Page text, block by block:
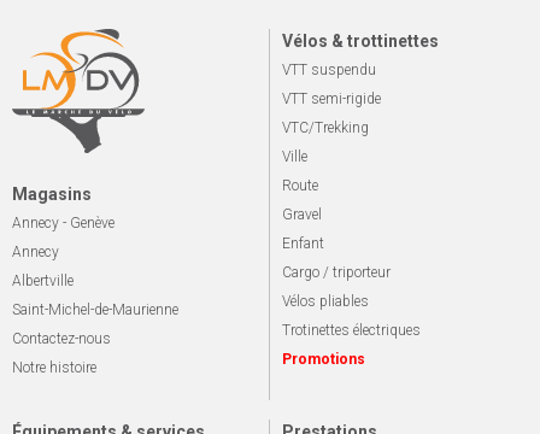
Magasins
Annecy - Genève
Annecy
Albertville
Saint-Michel-de-Maurienne
Contactez-nous
Notre histoire
Vélos & trottinettes
VTT suspendu
VTT semi-rigide
VTC/Trekking
Ville
Route
Gravel
Enfant
Cargo / triporteur
Vélos pliables
Trotinettes électriques
Promotions